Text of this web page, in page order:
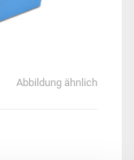
Abbildung ähnlich